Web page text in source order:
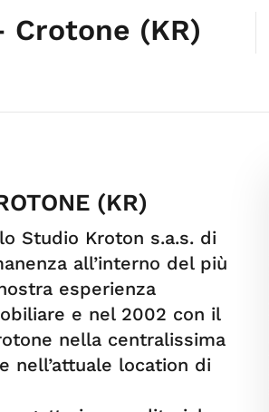
Crotone (KR)
(KR)
Studio Kroton s.a.s. di
all’interno del più
esperienza
e nel 2002 con il
nella centralissima
nell’attuale location di